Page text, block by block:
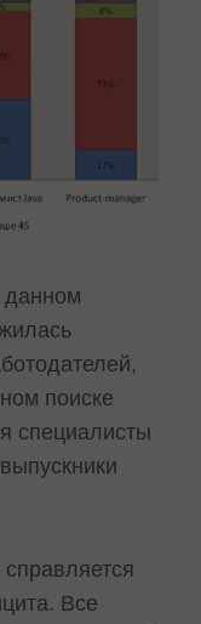
данном
поиске
специалисты
Все